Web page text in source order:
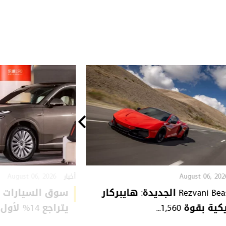
August 06,
Rezvani Beast X الجديدة: هايبركار
بقوة 1,560...
أخبار
سوق السيارات
يتراجع 14% لأول مرة: ...